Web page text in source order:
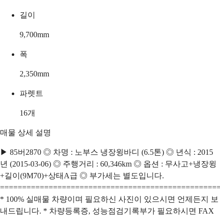
길이
9,700mm
폭
2,350mm
파렛트
16개
매물 상세 설명
▶ 85버2870 ◎ 차명 : 노부스 냉장윙바디 (6.5톤) ◎ 년식 : 2015
년 (2015-03-06) ◎ 주행거리 : 60,346km ◎ 옵션 : 무사고+냉장윙
+길이(9M70)+상태A급 ◎ 부가세는 별도입니다.
* 100% 실매물 차량이며 필요하신 사진이 있으시면 언제든지 보
내드립니다. * 차량등록증, 성능점검기록부가 필요하시면 FAX